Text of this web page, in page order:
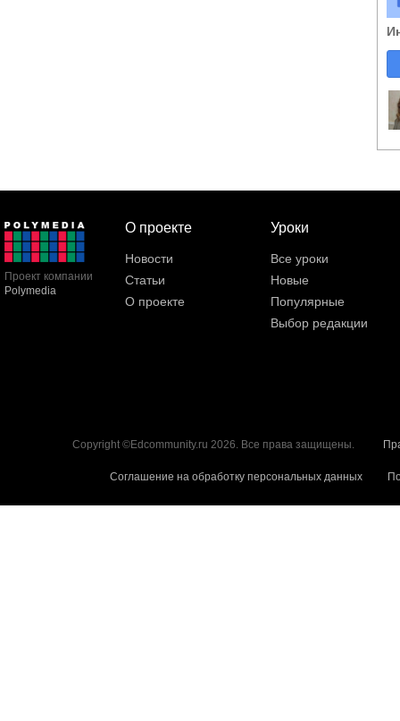
Проект компании
Polymedia
О проекте
Новости
Статьи
О проекте
Уроки
Все уроки
Новые
Популярные
Выбор редакции
Copyright ©Edcommunity.ru 2026. Все права защищены.
Соглашение на обработку персональных данных